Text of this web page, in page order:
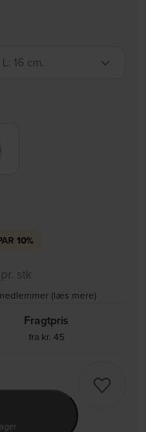
16 cm.
10%
stk
(læs mere)
Fragtpris
fra kr. 45